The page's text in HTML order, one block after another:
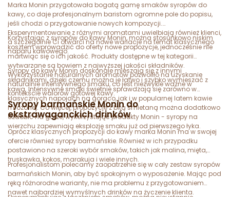
Marka Monin przygotowała bogatą gamę smaków syropów do
kawy, co daje profesjonalnym baristom ogromne pole do popisu,
jeśli chodzi o przygotowanie nowych kompozycji.
Eksperymentowanie z różnymi aromatami uwielbiają również klienci,
a szczególnie Ci otwarci na nowe wariacje na temat klasycznego
naparu kawowego.
Korzystając z syropów do kawy Monin, można stosunkowo niskim
kosztem wprowadzić do oferty nowe propozycje, jednocześnie nie
martwiąc się o ich jakość. Produkty dostępne w tej kategorii
wytwarzane są bowiem z najwyższej jakości składników.
Wykorzystanie naturalnych aromatów pozwoliło na uzyskanie
naturalnie intensywnego smaku, co jest niezwykle ważne w
kontekście walorów gotowej kawy.
Syropy do kawy Monin doskonale mieszają się z innymi
składnikami, dzięki czemu można je łatwo i szybko wymieszać z
kawą. Intensywne smaki świetnie sprawdzają się zarówno w
klasycznych napojach na gorąco, jak i w popularnej latem kawie
mrożonej. Co więcej, propozycje z bitą śmietaną można dodatkowo
ozdobić na górze, wykorzystując produkty Monin - syropy na
wierzchu zapewniają eksplozję smaku już od pierwszego łyka.
Syropy barmańskie Monin do
ekstrawaganckich drinków
Oprócz klasycznych propozycji do kawy marka Monin ma w swojej
ofercie również syropy barmańskie. Również w ich przypadku
postawiono na szeroki wybór smaków, takich jak malina, mięta,
truskawka, kokos, marakuja i wiele innych.
Profesjonalistom polecamy zaopatrzenie się w cały zestaw syropów
barmańskich Monin, aby być spokojnym o wyposażenie. Mając pod
ręką różnorodne warianty, nie ma problemu z przygotowaniem
nawet najbardziej wymyślnych drinków na życzenie klienta.